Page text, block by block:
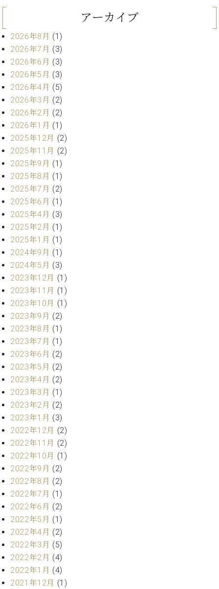
ノ
C.
ヒ
シ
ュ
タ
イ
ン
レ
ジ
デ
ン
ス
ア
プ
ラ
イ
ト
ピ
ア
ノ
ベ
ヒ
シ
ュ
タ
イ
ン
ア
カ
デ
ミ
ー
W.
ホ
フ
マ
ン
プ
ロ
フ
ェ
ッ
シ
ョ
ホー
ル・
スタ
ジオ
空き
状況
動
画
収
録
サ
ビ
ス
音
楽
教
ピ
ア
ノ
の
コ
ン
ェ
ル
ジ
ュ
ア
セ
ス
セン
トラ
ム東
京の
内
(PDF)
お
問
い
わ
せ
本
社
：
アーカイブ
2026年8月 (1)
2026年7月 (3)
2026年6月 (3)
2026年5月 (3)
2026年4月 (5)
2026年3月 (2)
2026年2月 (2)
2026年1月 (1)
2025年12月 (2)
2025年11月 (2)
2025年9月 (1)
2025年8月 (1)
2025年7月 (2)
2025年6月 (1)
2025年4月 (3)
2025年2月 (1)
2025年1月 (1)
2024年9月 (1)
2024年5月 (3)
2023年12月 (1)
2023年11月 (1)
2023年10月 (1)
2023年9月 (2)
2023年8月 (1)
2023年7月 (1)
2023年6月 (2)
2023年5月 (2)
2023年4月 (2)
2023年3月 (1)
2023年2月 (2)
2023年1月 (3)
2022年12月 (2)
2022年11月 (2)
2022年10月 (1)
2022年9月 (2)
2022年8月 (2)
2022年7月 (1)
2022年6月 (2)
2022年5月 (1)
2022年4月 (2)
2022年3月 (5)
2022年2月 (4)
2022年1月 (4)
2021年12月 (1)